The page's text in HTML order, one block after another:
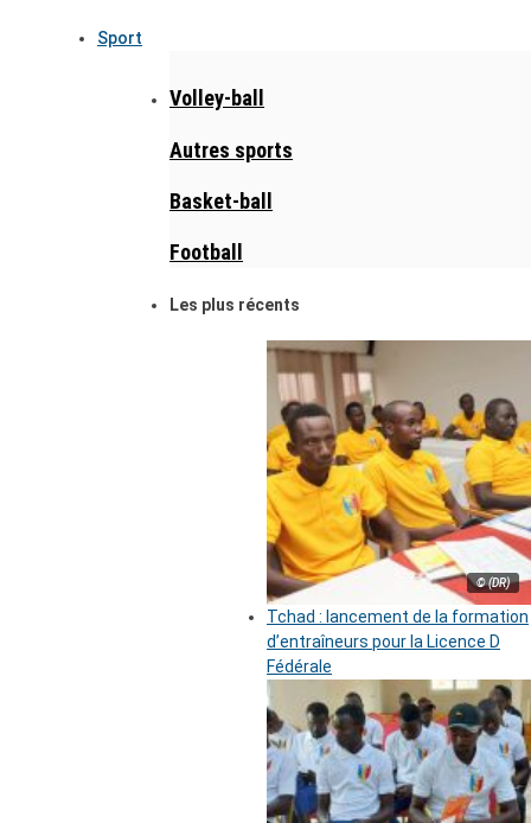
Sport
Volley-ball
Autres sports
Basket-ball
Football
Les plus récents
© (DR)
Tchad : lancement de la formation
d’entraîneurs pour la Licence D
Fédérale